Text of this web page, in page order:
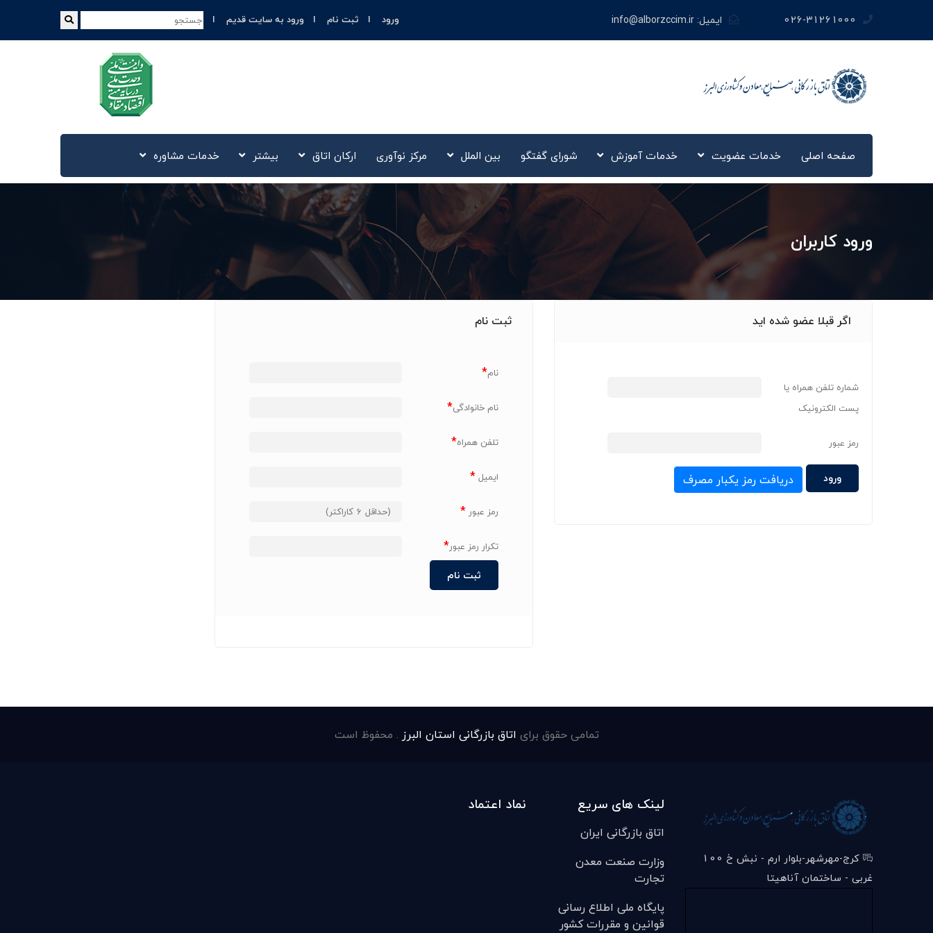
026-31261000 ایمیل:info@alborzccim.ir ورود ثبت نام ورود به سایت قدیم
صفحه اصلی خدمات عضویت خدمات آموزش شورای گفتگو بین الملل مرکز نوآوری‌ ارکان اتاق بیشتر خدمات مشاوره
ورود کاربران
اگر قبلا عضو شده اید
شماره تلفن همراه یا
پست الکترونیک
رمز عبور
دریافت رمز یکبار مصرف
ثبت نام
نام*
نام خانوادگی*
تلفن همراه*
ایمیل*
رمز عبور*
تکرار رمز عبور*
تمامی حقوق برای اتاق بازرگانی استان البرز . محفوظ است
کرج-مهرشهر-بلوار ارم - نبش خ 100
غربی - ساختمان آناهیتا
لینک های سریع
اتاق بازرگانی ایران
وزارت صنعت معدن
تجارت
پایگاه ملی اطلاع رسانی
قوانین و مقررات کشور
نماد اعتماد